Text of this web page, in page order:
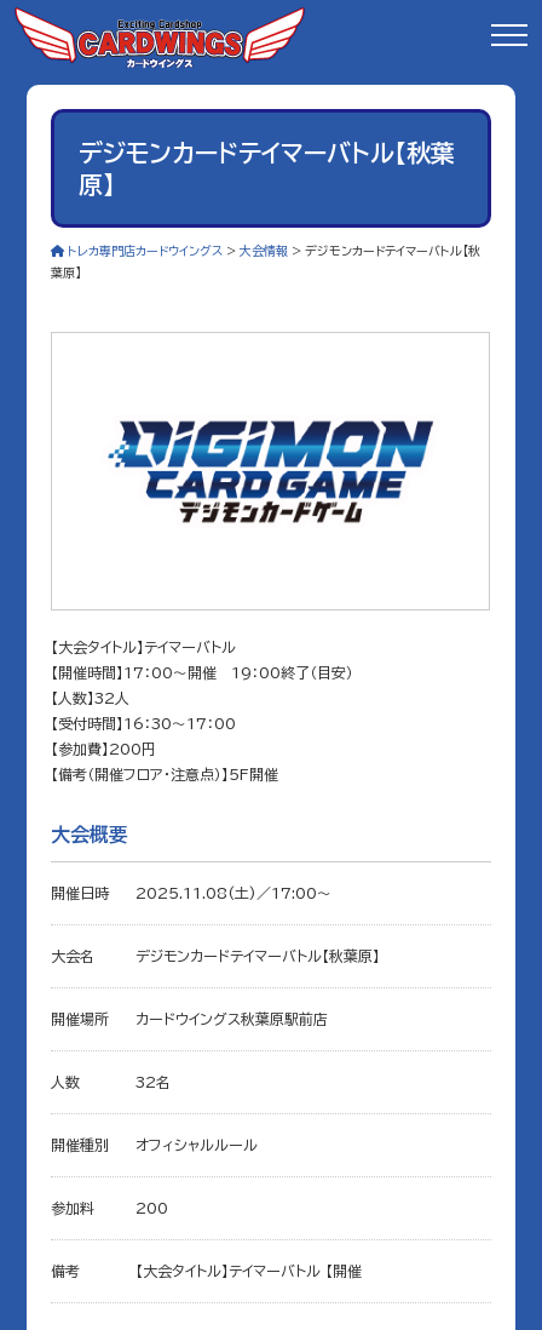
デジモンカードテイマーバトル【秋葉
原】
トレカ専門店カードウイングス >大会情報 >デジモンカードテイマーバトル【秋
葉原】
【大会タイトル】テイマーバトル
【開催時間】17：00～開催 19：00終了（目安）
【人数】32人
【受付時間】16：30～17：00
【参加費】200円
【備考（開催フロア・注意点）】5F開催
大会概要
開催日時 2025.11.08(土)／17:00〜
大会名 デジモンカードテイマーバトル【秋葉原】
開催場所 カードウイングス秋葉原駅前店
人数 32名
開催種別 オフィシャルルール
参加料 200
備考 【大会タイトル】テイマーバトル 【開催